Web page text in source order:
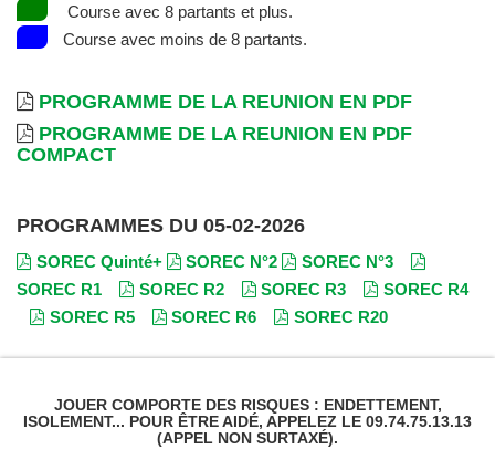
Course avec 8 partants et plus.
Course avec moins de 8 partants.
PROGRAMME DE LA REUNION EN PDF
PROGRAMME DE LA REUNION EN PDF
COMPACT
PROGRAMMES DU 05-02-2026
SOREC Quinté+ SOREC N°2
SOREC N°3
SOREC R1
SOREC R2 SOREC R3
SOREC R4
SOREC R5
SOREC R6 SOREC R20
JOUER COMPORTE DES RISQUES : ENDETTEMENT,
ISOLEMENT... POUR ÊTRE AIDÉ, APPELEZ LE 09.74.75.13.13
(APPEL NON SURTAXÉ).